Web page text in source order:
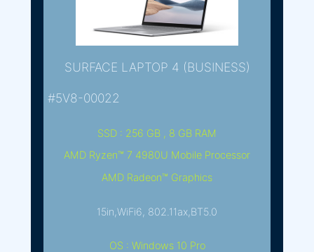
SURFACE LAPTOP 4 (BUSINESS)
#5V8-00022
SSD : 256 GB , 8 GB RAM
AMD Ryzen™ 7 4980U Mobile Processor
AMD Radeon™ Graphics
15in,WiFi6, 802.11ax,BT5.0
OS : Windows 10 Pro